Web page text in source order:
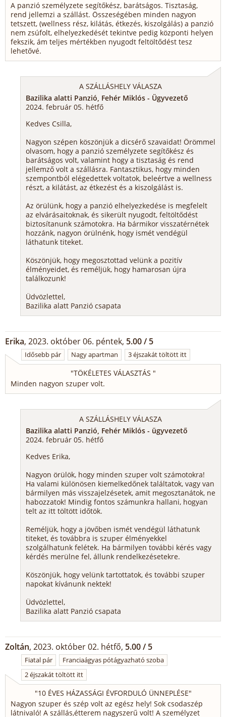
A panzió személyzete segítőkész, barátságos. Tisztaság,
rend jellemzi a szállást. Összeségében minden nagyon
tetszett, (wellness rész, kilátás, étkezés, kiszolgálás) a panzió
nem zsúfolt, elhelyezkedését tekintve pedig központi helyen
fekszik, ám teljes mértékben nyugodt feltöltődést tesz
lehetővé.
A SZÁLLÁSHELY VÁLASZA
Bazilika alatti Panzió, Fehér Miklós - Ügyvezető
2024. február 05. hétfő
Kedves Csilla,
Nagyon szépen köszönjük a dicsérő szavaidat! Örömmel
olvasom, hogy a panzió személyzete segítőkész és
barátságos volt, valamint hogy a tisztaság és rend
jellemző volt a szállásra. Fantasztikus, hogy minden
szempontból elégedettek voltatok, beleértve a wellness
részt, a kilátást, az étkezést és a kiszolgálást is.
Az örülünk, hogy a panzió elhelyezkedése is megfelelt
az elvárásaitoknak, és sikerült nyugodt, feltöltődést
biztosítanunk számotokra. Ha bármikor visszatérnétek
hozzánk, nagyon örülnénk, hogy ismét vendégül
láthatunk titeket.
Köszönjük, hogy megosztottad velünk a pozitív
élményeidet, és reméljük, hogy hamarosan újra
találkozunk!
Üdvözlettel,
Bazilika alatt Panzió csapata
Erika, 2023. október 06. péntek, 5.00 / 5
Idősebb pár Nagy apartman 3 éjszakát töltött itt
"TÖKÉLETES VÁLASZTÁS "
Minden nagyon szuper volt.
A SZÁLLÁSHELY VÁLASZA
Bazilika alatti Panzió, Fehér Miklós - ügyvezető
2024. február 05. hétfő
Kedves Erika,
Nagyon örülök, hogy minden szuper volt számotokra!
Ha valami különösen kiemelkedőnek találtatok, vagy van
bármilyen más visszajelzésetek, amit megosztanátok, ne
habozzatok! Mindig fontos számunkra hallani, hogyan
telt az itt töltött időtök.
Reméljük, hogy a jövőben ismét vendégül láthatunk
titeket, és továbbra is szuper élményekkel
szolgálhatunk felétek. Ha bármilyen további kérés vagy
kérdés merülne fel, állunk rendelkezésetekre.
Köszönjük, hogy velünk tartottatok, és további szuper
napokat kívánunk nektek!
Üdvözlettel,
Bazilika alatt Panzió csapata
Zoltán, 2023. október 02. hétfő, 5.00 / 5
Fiatal pár
Franciaágyas pótágyazható szoba
2 éjszakát töltött itt
"10 ÉVES HÁZASSÁGI ÉVFORDULÓ ÜNNEPLÉSE"
Nagyon szuper és szép volt az egész hely! Sok csodaszép
látnivaló! A szállás,étterem nagyszerű volt! A személyzet